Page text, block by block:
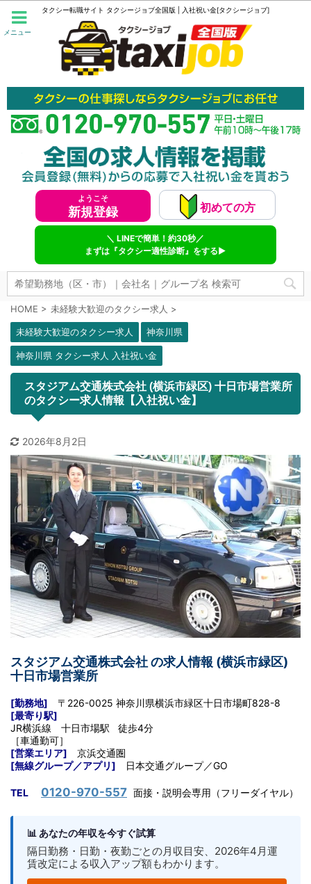
メニュー
タクシー転職サイト タクシージョブ全国版 | 入社祝い金[タクシージョブ]
ようこそ
新規登録 初めての方
＼ LINEで簡単！約30秒／
まずは『タクシー適性診断』をする▶
HOME > 未経験大歓迎のタクシー求人 >
未経験大歓迎のタクシー求人 神奈川県
神奈川県 タクシー求人 入社祝い金
スタジアム交通株式会社 (横浜市緑区) 十日市場営業所
のタクシー求人情報【入社祝い金】
2026年8月2日
スタジアム交通株式会社 の求人情報 (横浜市緑区)
十日市場営業所
[勤務地] 〒226-0025 神奈川県横浜市緑区十日市場町828-8
[最寄り駅]
JR横浜線 十日市場駅 徒歩4分
［車通勤可］
[営業エリア] 京浜交通圏
[無線グループ／アプリ] 日本交通グループ／GO
TEL 0120-970-557 面接・説明会専用（フリーダイヤル）
📊 あなたの年収を今すぐ試算
隔日勤務・日勤・夜勤ごとの月収目安、2026年4月運
賃改定による収入アップ額もわかります。